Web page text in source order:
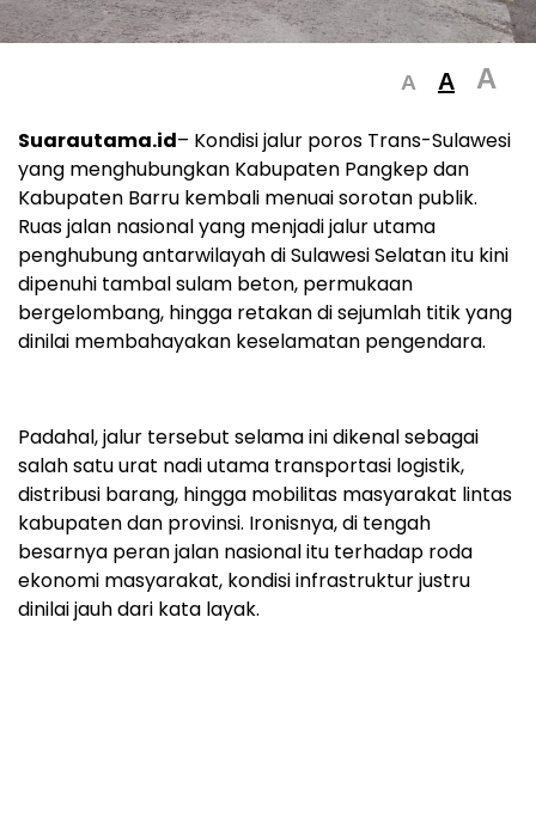
A A A
Suarautama.id– Kondisi jalur poros Trans-Sulawesi
yang menghubungkan Kabupaten Pangkep dan
Kabupaten Barru kembali menuai sorotan publik.
Ruas jalan nasional yang menjadi jalur utama
penghubung antarwilayah di Sulawesi Selatan itu kini
dipenuhi tambal sulam beton, permukaan
bergelombang, hingga retakan di sejumlah titik yang
dinilai membahayakan keselamatan pengendara.
Padahal, jalur tersebut selama ini dikenal sebagai
salah satu urat nadi utama transportasi logistik,
distribusi barang, hingga mobilitas masyarakat lintas
kabupaten dan provinsi. Ironisnya, di tengah
besarnya peran jalan nasional itu terhadap roda
ekonomi masyarakat, kondisi infrastruktur justru
dinilai jauh dari kata layak.